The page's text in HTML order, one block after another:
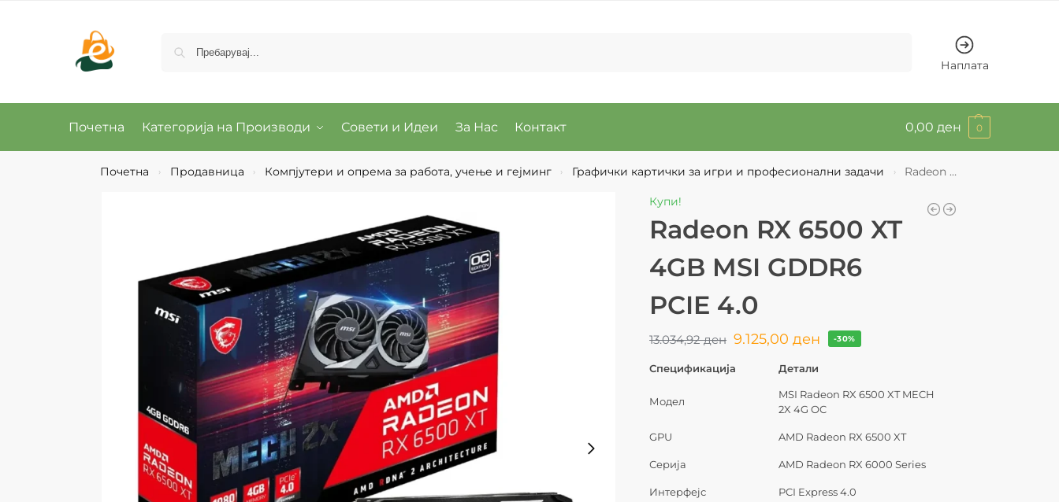
Наплата
Почетна Категорија на Производи Совети и Идеи За Нас Контакт 0,00 ден 0
Почетна › Продавница › Компјутери и опрема за работа, учење и гејминг › Графички картички за игри и професионални задачи › Radeon RX 6500 XT 4GB MSI GDDR6 PCIE 4.0
Купи!
Radeon RX 6500 XT
4GB MSI GDDR6
PCIE 4.0
13.034,92ден 9.125,00ден -30%
Спецификација Детали
Модел
MSI Radeon RX 6500 XT MECH
2X 4G OC
GPU AMD Radeon RX 6500 XT
Серија AMD Radeon RX 6000 Series
Интерфејс PCI Express 4.0